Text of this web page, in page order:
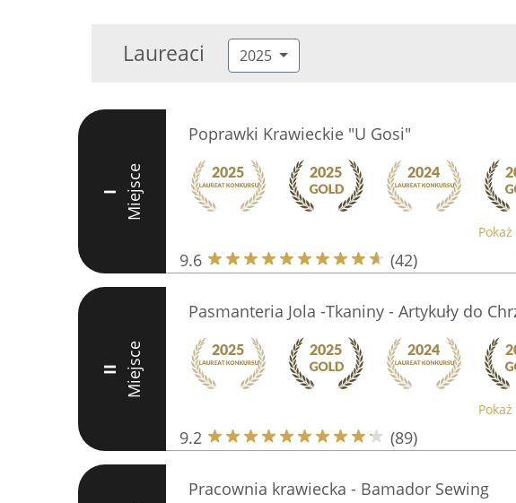
Laureaci 2025
I Miejsce
Poprawki Krawieckie "U Gosi"
9.6 (42)
II Miejsce
Pasmanteria Jola -Tkaniny - Artykuły do
9.2 (89)
Pracownia krawiecka - Bamador Sewing